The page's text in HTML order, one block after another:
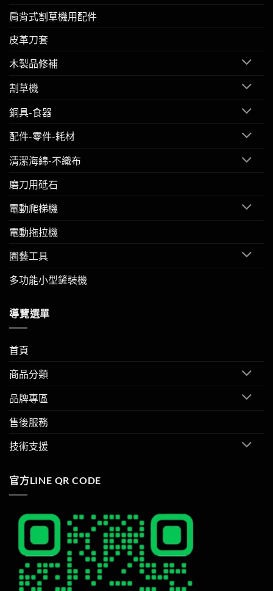
肩背式割草機用配件
皮革刀套
木製品修補
割草機
銅具-食器
配件-零件-耗材
清潔海綿-不織布
磨刀用砥石
電動爬梯機
電動拖拉機
園藝工具
多功能小型鏟裝機
導覽選單
首頁
商品分類
品牌專區
售後服務
技術支援
官方LINE QR CODE